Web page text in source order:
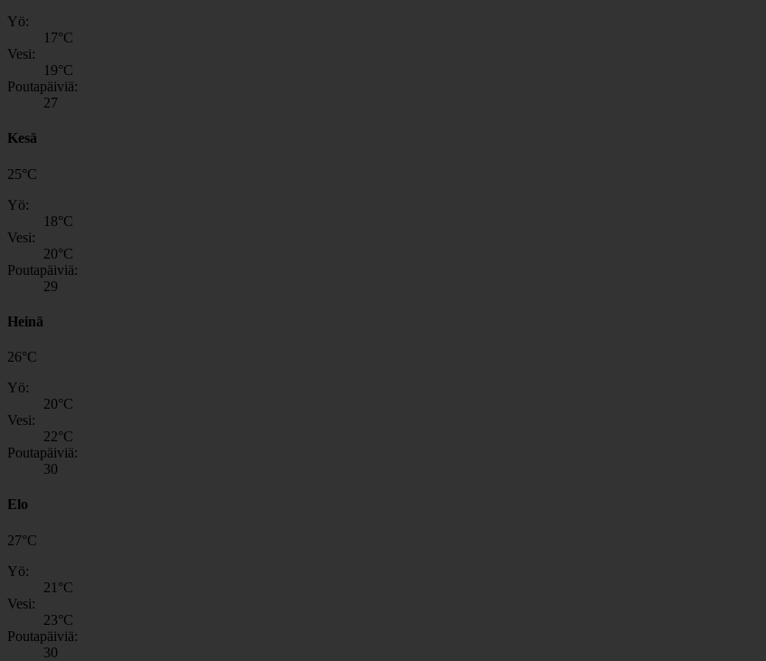
Yö:
17°C
Vesi:
19°C
Poutapäiviä:
27
Kesä
25°C
Yö:
18°C
Vesi:
20°C
Poutapäiviä:
29
Heinä
26°C
Yö:
20°C
Vesi:
22°C
Poutapäiviä:
30
Elo
27°C
Yö:
21 °C
Vesi:
23°C
Poutapäiviä:
30